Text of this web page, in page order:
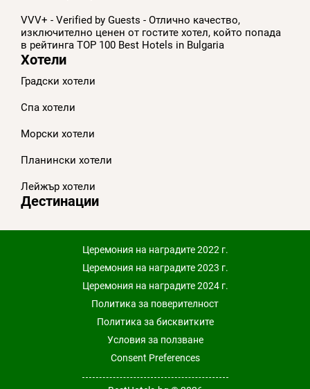
VVV+ - Verified by Guests - Отлично качество,
изключително ценен от гостите хотел, който попада
в рейтинга TOP 100 Best Hotels in Bulgaria
Хотели
Градски хотели
Спа хотели
Морски хотели
Планински хотели
Лейжър хотели
Дестинации
Церемония на наградите 2022 г.
Церемония на наградите 2023 г.
Церемония на наградите 2024 г.
Политика за поверителност
Политика за бисквитките
Условия за ползване
Consent Preferences